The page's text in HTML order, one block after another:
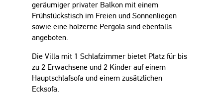
geräumiger privater Balkon mit einem
Frühstückstisch im Freien und Sonnenliegen
sowie eine hölzerne Pergola sind ebenfalls
angeboten.
Die Villa mit 1 Schlafzimmer bietet Platz für bis
zu 2 Erwachsene und 2 Kinder auf einem
Hauptschlafsofa und einem zusätzlichen
Ecksofa.